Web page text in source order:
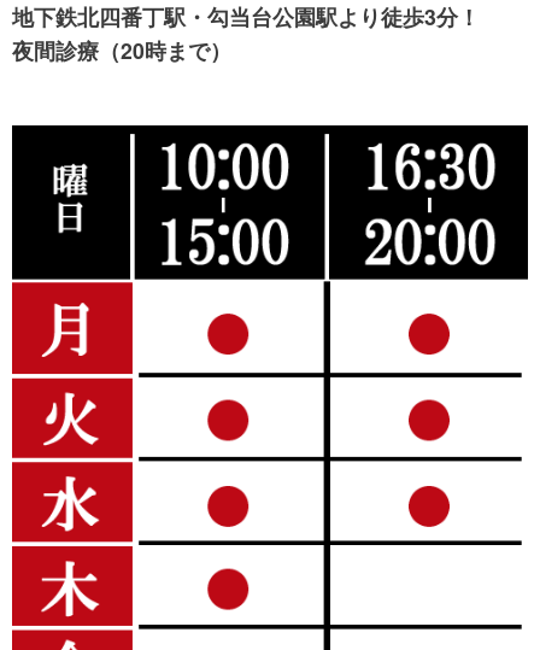
地下鉄北四番丁駅・勾当台公園駅より徒歩3分！
夜間診療（20時まで）